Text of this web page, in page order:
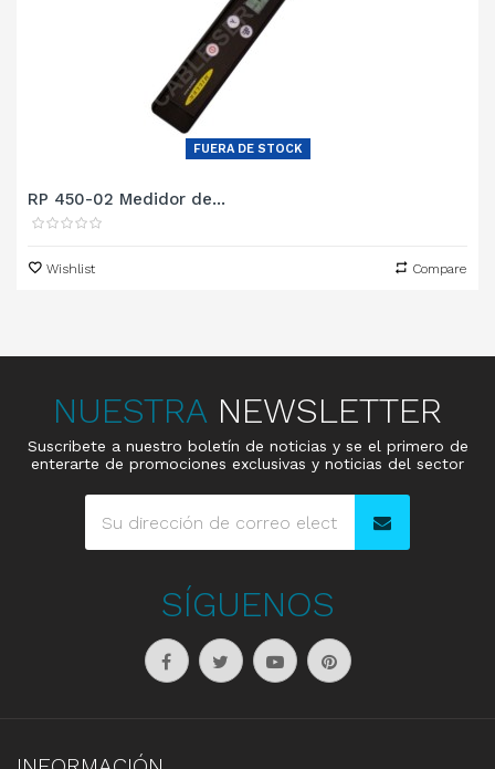
FUERA DE STOCK
RP 450-02 Medidor de...
Wishlist Compare
NUESTRA NEWSLETTER
Suscribete a nuestro boletín de noticias y se el primero de
enterarte de promociones exclusivas y noticias del sector
SÍGUENOS